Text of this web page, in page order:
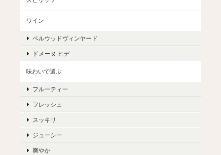
ワイン
ベルウッドヴィンヤード
ドメーヌ ヒデ
味わいで選ぶ
フルーティー
フレッシュ
スッキリ
ジューシー
爽やか